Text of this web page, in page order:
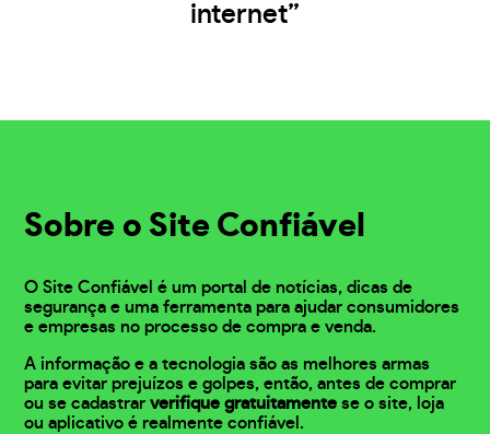
internet”
Sobre o Site Confiável
O Site Confiável é um portal de notícias, dicas de
segurança e uma ferramenta para ajudar consumidores
e empresas no processo de compra e venda.
A informação e a tecnologia são as melhores armas
para evitar prejuízos e golpes, então, antes de comprar
ou se cadastrarverifique gratuitamente se o site, loja
ou aplicativo é realmente confiável.